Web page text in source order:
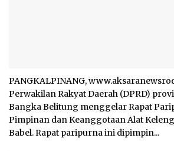
PANGKALPINANG,
Perwakilan Rakyat Daerah (DPRD)
Bangka Belitung menggelar Rapat
Pimpinan dan Keanggotaan Alat
Babel. Rapat paripurna ini dipimpin...